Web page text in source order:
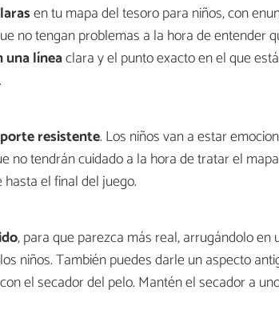
en tu mapa del tesoro para niños, con
no tengan problemas a la hora de entender
una líneaclara y el punto exacto en el que
resistente. Los niños van a estar
no tendrán cuidado a la hora de tratar el
el final del juego.
, para que parezca más real, arrugándolo en
niños. También puedes darle un aspecto
el secador del pelo. Mantén el secador a